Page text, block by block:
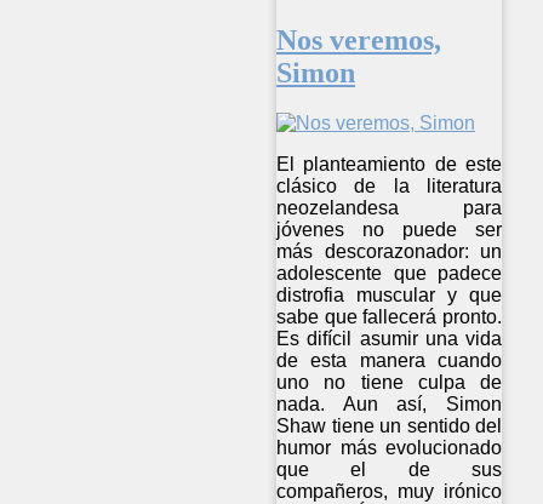
Nos veremos,
Simon
El planteamiento de este
clásico de la literatura
neozelandesa para
jóvenes no puede ser
más descorazonador: un
adolescente que padece
distrofia muscular y que
sabe que fallecerá pronto.
Es difícil asumir una vida
de esta manera cuando
uno no tiene culpa de
nada. Aun así, Simon
Shaw tiene un sentido del
humor más evolucionado
que el de sus
compañeros, muy irónico